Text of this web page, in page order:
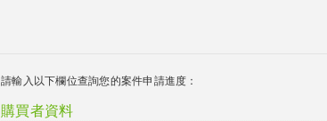
請輸入以下欄位查詢您的案件申請進度：
購買者資料